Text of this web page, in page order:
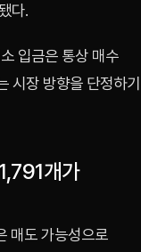
다.
입금은 통상 매수
시장 방향을 단정하기
개가
매도 가능성으로